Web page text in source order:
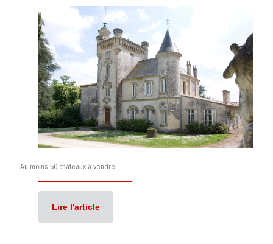
Au moins 50 châteaux à vendre
Lire l'article